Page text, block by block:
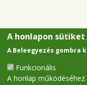
A honlapon sütiket
A Beleegyezés gombra
Funkcionális
A honlap működéséhez